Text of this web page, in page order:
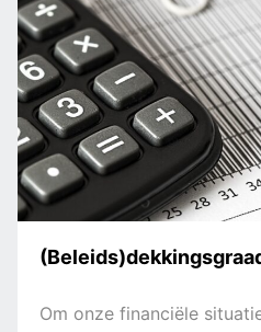
Meer of
Om onze financiële